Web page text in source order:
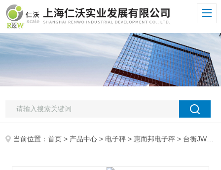
当前位置：首页 > 产品中心 > 电子秤 >惠而邦电子秤 > 台衡JW电子秤30KG台衡电子称,JW-30K惠而邦电子秤,30KG/1g电子桌称